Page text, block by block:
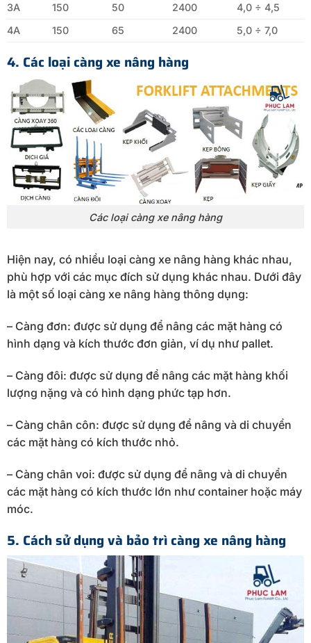
3A
150 50 2400
4,0 ÷ 4,5
4A
150 65 2400 5,0 ÷ 7,0
4. Các loại càng xe nâng hàng
Các loại càng xe nâng hàng
Hiện nay, có nhiều loại càng xe nâng hàng khác nhau,
phù hợp với các mục đích sử dụng khác nhau. Dưới đây
là một số loại càng xe nâng hàng thông dụng:
– Càng đơn: được sử dụng để nâng các mặt hàng có
hình dạng và kích thước đơn giản, ví dụ như pallet.
– Càng đôi: được sử dụng để nâng các mặt hàng khối
lượng nặng và có hình dạng phức tạp hơn.
– Càng chân côn: được sử dụng để nâng và di chuyển
các mặt hàng có kích thước nhỏ.
– Càng chân voi: được sử dụng để nâng và di chuyển
các mặt hàng có kích thước lớn như container hoặc máy
móc.
5. Cách sử dụng và bảo trì càng xe nâng hàng